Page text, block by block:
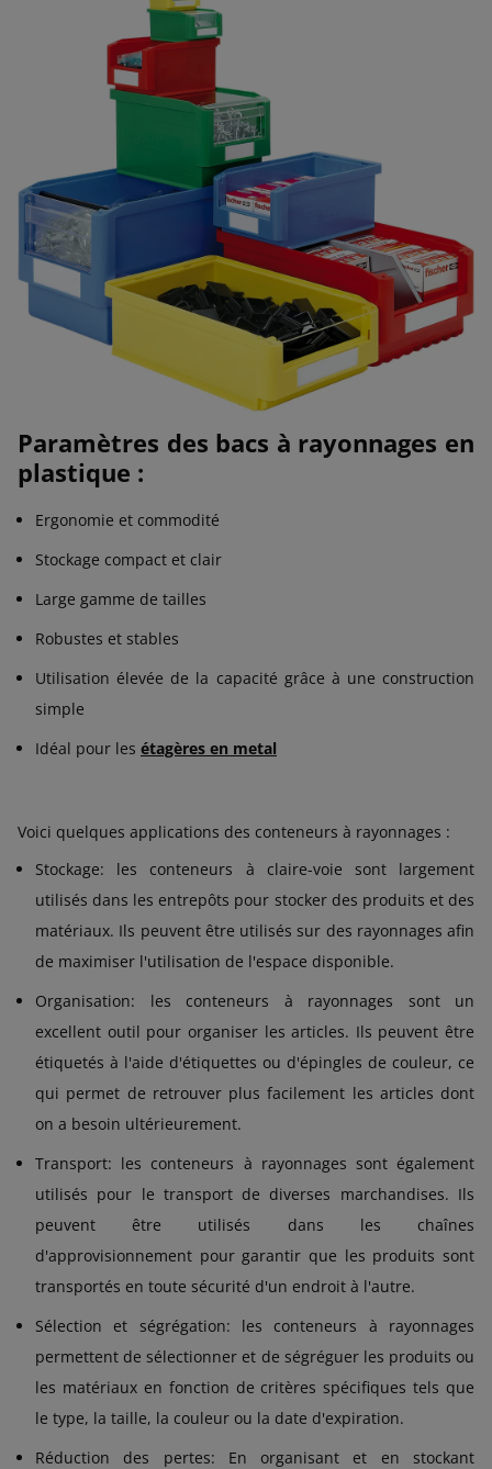
Paramètres des bacs à rayonnages en
plastique :
Ergonomie et commodité
Stockage compact et clair
Large gamme de tailles
Robustes et stables
Utilisation élevée de la capacité grâce à une construction
simple
Idéal pour les étagères en metal
Voici quelques applications des conteneurs à rayonnages :
Stockage: les conteneurs à claire-voie sont largement
utilisés dans les entrepôts pour stocker des produits et des
matériaux. Ils peuvent être utilisés sur des rayonnages afin
de maximiser l'utilisation de l'espace disponible.
Organisation: les conteneurs à rayonnages sont un
excellent outil pour organiser les articles. Ils peuvent être
étiquetés à l'aide d'étiquettes ou d'épingles de couleur, ce
qui permet de retrouver plus facilement les articles dont
on a besoin ultérieurement.
Transport: les conteneurs à rayonnages sont également
utilisés pour le transport de diverses marchandises. Ils
peuvent être utilisés dans les chaînes
d'approvisionnement pour garantir que les produits sont
transportés en toute sécurité d'un endroit à l'autre.
Sélection et ségrégation: les conteneurs à rayonnages
permettent de sélectionner et de ségréguer les produits ou
les matériaux en fonction de critères spécifiques tels que
le type, la taille, la couleur ou la date d'expiration.
Réduction des pertes: En organisant et en stockant